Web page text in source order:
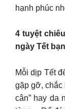
hạnh phúc
4 tuyệt
ngày Tết
Mỗi dịp Tết
gặp gỡ, chắc
cân” hay da